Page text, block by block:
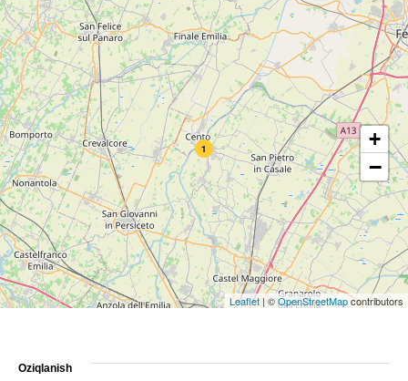
1 +
−
Leaflet|©OpenStreetMapcontributors
Oziqlanish